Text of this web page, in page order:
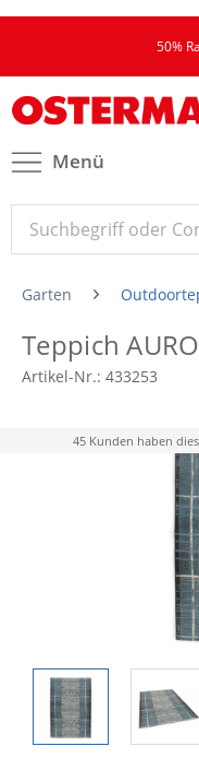
50%
Menü
Garten
Teppich
Artikel-Nr.: 433253
45 Kunden haben